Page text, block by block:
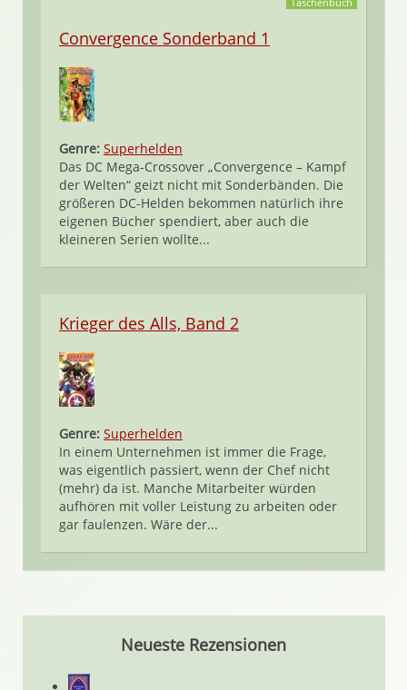
Convergence Sonderband 1
Genre: Superhelden
Das DC Mega-Crossover „Convergence – Kampf
der Welten“ geizt nicht mit Sonderbänden. Die
größeren DC-Helden bekommen natürlich ihre
eigenen Bücher spendiert, aber auch die
kleineren Serien wollte...
Krieger des Alls, Band 2
Genre: Superhelden
In einem Unternehmen ist immer die Frage,
was eigentlich passiert, wenn der Chef nicht
(mehr) da ist. Manche Mitarbeiter würden
aufhören mit voller Leistung zu arbeiten oder
gar faulenzen. Wäre der...
Neueste Rezensionen